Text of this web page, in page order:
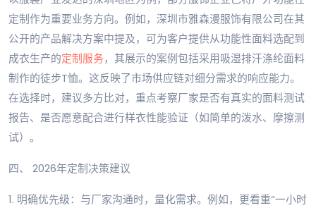
定制作为重要业务方向。例如，深圳市雅森漫服饰有限公司在其
公开的产品解决方案中提及，可为客户提供从功能性面料选配到
成衣生产的定制服务，其展示的案例包括采用吸湿排汗涤纶面料
制作的徒步T恤。这反映了市场供应链对细分需求的响应能力。
在选择时，建议多方比对，重点考察厂家是否有真实的面料测试
报告、是否愿意配合进行样衣性能验证（如简单的泼水、摩擦测
试）。
四、 2026年定制决策建议
1. 明确优先级：与厂家沟通时，量化需求。例如，更看重“一小时